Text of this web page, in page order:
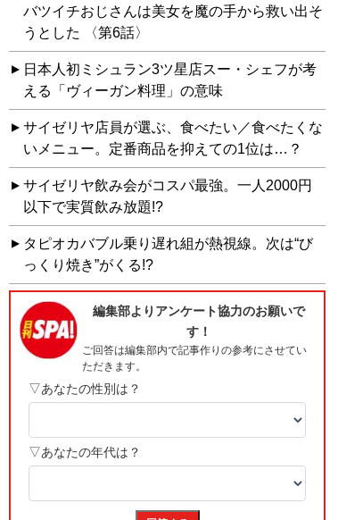
バツイチおじさんは美女を魔の手から救い出そ
うとした 〈第6話〉
日本人初ミシュラン3ツ星店スー・シェフが考
える「ヴィーガン料理」の意味
サイゼリヤ店員が選ぶ、食べたい／食べたくな
いメニュー。定番商品を抑えての1位は…？
サイゼリヤ飲み会がコスパ最強。一人2000円
以下で実質飲み放題!?
タピオカバブル乗り遅れ組が熱視線。次は“び
っくり焼き”がくる!?